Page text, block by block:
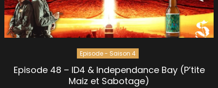
Episode - Saison 4
Episode 48 – ID4 & Independance Bay (P’tite
Maiz et Sabotage)